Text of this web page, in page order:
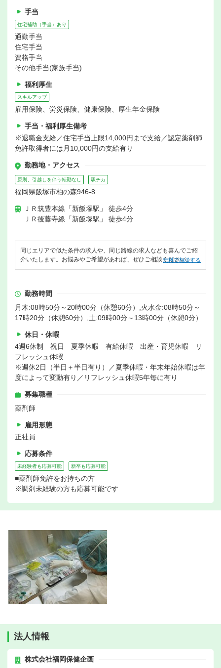
手当
住宅補助（手当）あり
通勤手当
住宅手当
資格手当
その他手当(家族手当)
福利厚生
スキルアップ
雇用保険、労災保険、健康保険、厚生年金保険
手当・福利厚生備考
※退職金支給／住宅手当上限14,000円まで支給／認定薬剤師
免許取得者には月10,000円の支給有り
勤務地・アクセス
原則、引越しを伴う転勤なし 駅チカ
福岡県飯塚市柏の森946-8
ＪＲ筑豊本線「新飯塚駅」 徒歩4分
ＪＲ後藤寺線「新飯塚駅」 徒歩4分
同じエリアで似た条件の求人や、同じ路線の求人なども喜んでご紹
介いたします。お悩みやご希望があれば、ぜひご相談ください。
無料で相談する
勤務時間
月木:08時50分～20時00分（休憩60分）,火水金:08時50分～
17時20分（休憩60分）,土:09時00分～13時00分（休憩0分）
休日・休暇
4週6休制 祝日 夏季休暇 有給休暇 出産・育児休暇 リ
フレッシュ休暇
※週休2日（半日＋半日有り）／夏季休暇・年末年始休暇は年
度によって変動有り／リフレッシュ休暇5年毎に有り
募集職種
薬剤師
雇用形態
正社員
応募条件
未経験者も応募可能 新卒も応募可能
■薬剤師免許をお持ちの方
※調剤未経験の方も応募可能です
法人情報
株式会社福岡保健企画